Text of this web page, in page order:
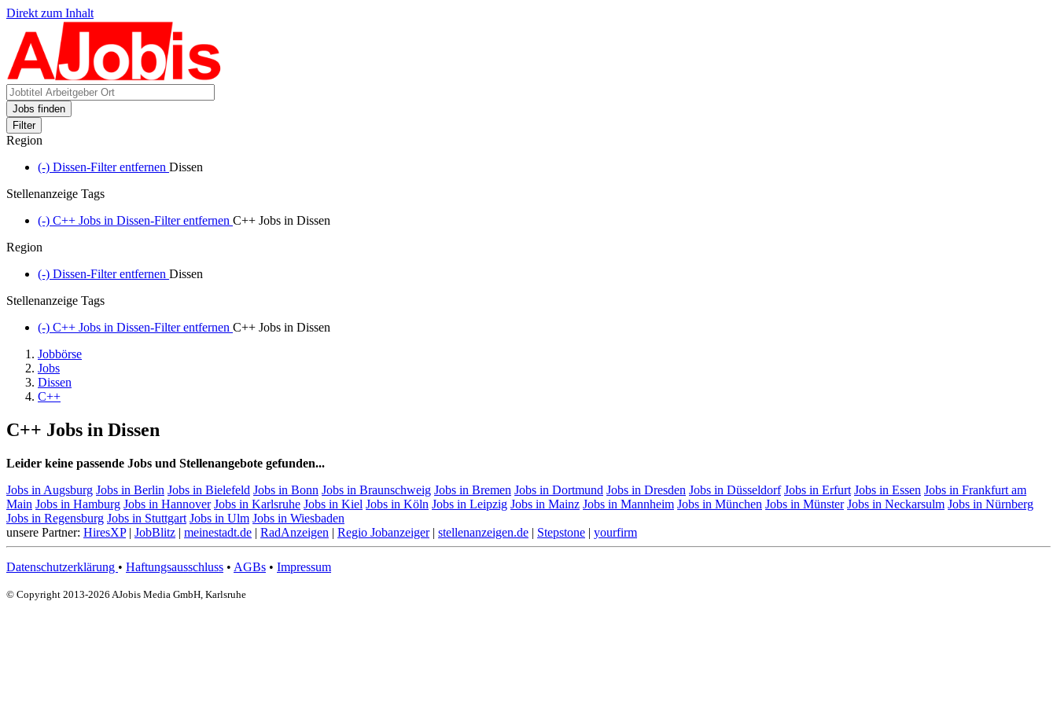
Direkt zum Inhalt
Jobs finden
Filter
Region
(-) Dissen-Filter entfernen Dissen
Stellenanzeige Tags
(-) C++ Jobs in Dissen-Filter entfernen C++ Jobs in Dissen
Region
(-) Dissen-Filter entfernen Dissen
Stellenanzeige Tags
(-) C++ Jobs in Dissen-Filter entfernen C++ Jobs in Dissen
Jobbörse
Jobs
Dissen
C++
C++ Jobs in Dissen
Leider keine passende Jobs und Stellenangebote gefunden...
Jobs in Augsburg Jobs in Berlin Jobs in Bielefeld Jobs in Bonn Jobs in Braunschweig Jobs in Bremen Jobs in Dortmund Jobs in Dresden Jobs in Düsseldorf Jobs in Erfurt Jobs in Essen Jobs in Frankfurt am
Main Jobs in Hamburg Jobs in Hannover Jobs in Karlsruhe Jobs in Kiel Jobs in Köln Jobs in Leipzig Jobs in Mainz Jobs in Mannheim Jobs in München Jobs in Münster Jobs in Neckarsulm Jobs in Nürnberg
Jobs in Regensburg Jobs in Stuttgart Jobs in Ulm Jobs in Wiesbaden
unsere Partner: HiresXP| JobBlitz | meinestadt.de | RadAnzeigen | Regio Jobanzeiger| stellenanzeigen.de | Stepstone | yourfirm
Datenschutzerklärung • Haftungsausschluss • AGBs • Impressum
© Copyright 2013-2026 AJobis Media GmbH, Karlsruhe